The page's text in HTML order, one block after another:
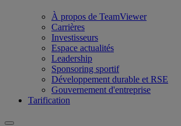
À propos de TeamViewer
Carrières
Investisseurs
Espace actualités
Leadership
Sponsoring sportif
Développement durable et RSE
Gouvernement d'entreprise
Tarification